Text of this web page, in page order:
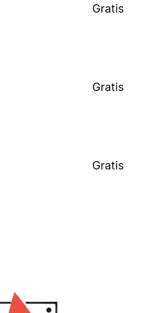
Gratis
Gratis
Gratis